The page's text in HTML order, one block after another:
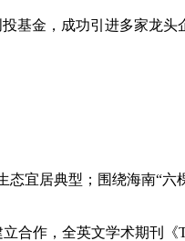
基金，成功引进多家龙头
宜居典型；围绕海南“六
合作，全英文学术期刊《